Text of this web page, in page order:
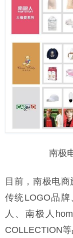
南极
目前，南极电
传统LOGO品
人、南极人
COLLECTION等